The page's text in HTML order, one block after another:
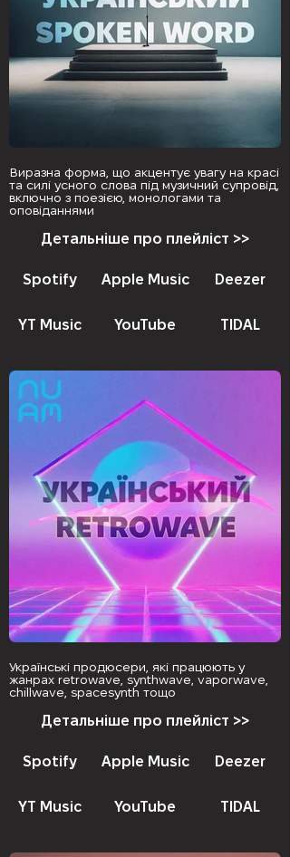
Виразна форма, що акцентує увагу на красі
та силі усного слова під музичний супровід,
включно з поезією, монологами та
оповіданнями
Детальніше про плейліст >>
Spotify Apple Music Deezer
YT Music YouTube TIDAL
Українські продюсери, які працюють у
жанрах retrowave, synthwave, vaporwave,
chillwave, spacesynth тощо
Детальніше про плейліст >>
Spotify Apple Music Deezer
YT Music YouTube TIDAL